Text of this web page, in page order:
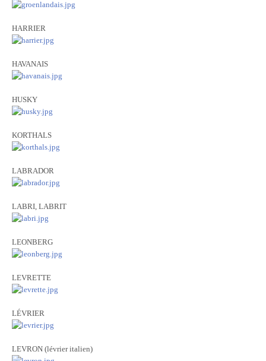
HARRIER
HAVANAIS
HUSKY
KORTHALS
LABRADOR
LABRI, LABRIT
LEONBERG
LEVRETTE
LÉVRIER
LEVRON (lévrier italien)